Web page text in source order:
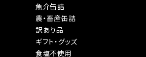
魚介缶詰
農・畜産缶詰
訳あり品
ギフト・グッズ
食塩不使用